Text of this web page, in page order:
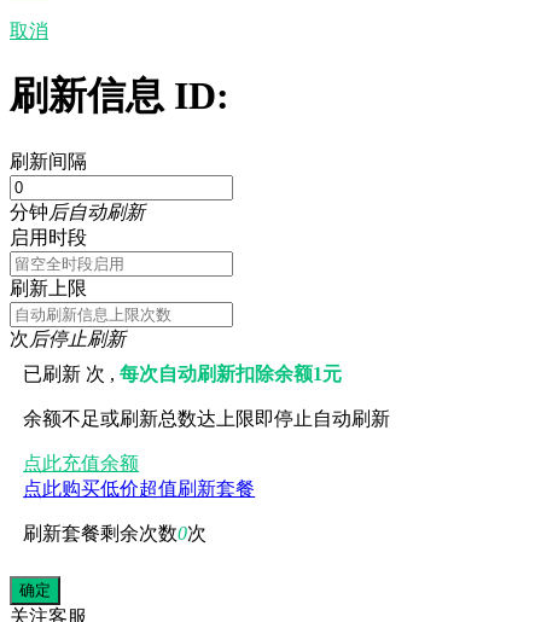
取消
刷新信息 ID:
刷新间隔
分钟后自动刷新
启用时段
刷新上限
次后停止刷新
已刷新 次 ,每次自动刷新扣除余额1元
余额不足或刷新总数达上限即停止自动刷新
点此充值余额
点此购买低价超值刷新套餐
刷新套餐剩余次数0次
关注客服